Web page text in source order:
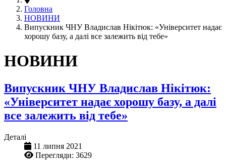
Головна
НОВИНИ
Випускник ЧНУ Владислав Нікітюк: «Університет надає
хорошу базу, а далі все залежить від тебе»
НОВИНИ
Випускник ЧНУ Владислав Нікітюк:
«Університет надає хорошу базу, а далі
все залежить від тебе»
Деталі
11 липня 2021
Перегляди: 3629